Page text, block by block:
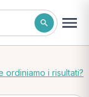
ordiniamo i risultati?